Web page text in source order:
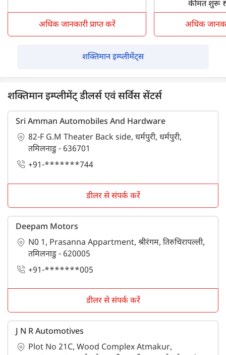
अधिक जानकारी प्राप्त करें
कीमत शुरू
अधिक
शक्तिमान इम्प्लीमेंट्स
शक्तिमान इम्प्लीमेंट् डीलर्स एवं सर्विस सेंटर्स
Sri Amman Automobiles And Hardware
82-F G.M Theater Back side, धर्मपुरी, धर्मपुरी,
तमिलनाडु - 636701
+91-*******744
डीलर से संपर्क करें
Deepam Motors
N0 1, Prasanna Appartment, श्रीरंगम, तिरुचिरापल्ली,
तमिलनाडु - 620005
+91-*******005
डीलर से संपर्क करें
J N R Automotives
Plot No 21C, Wood Complex Atmakur,